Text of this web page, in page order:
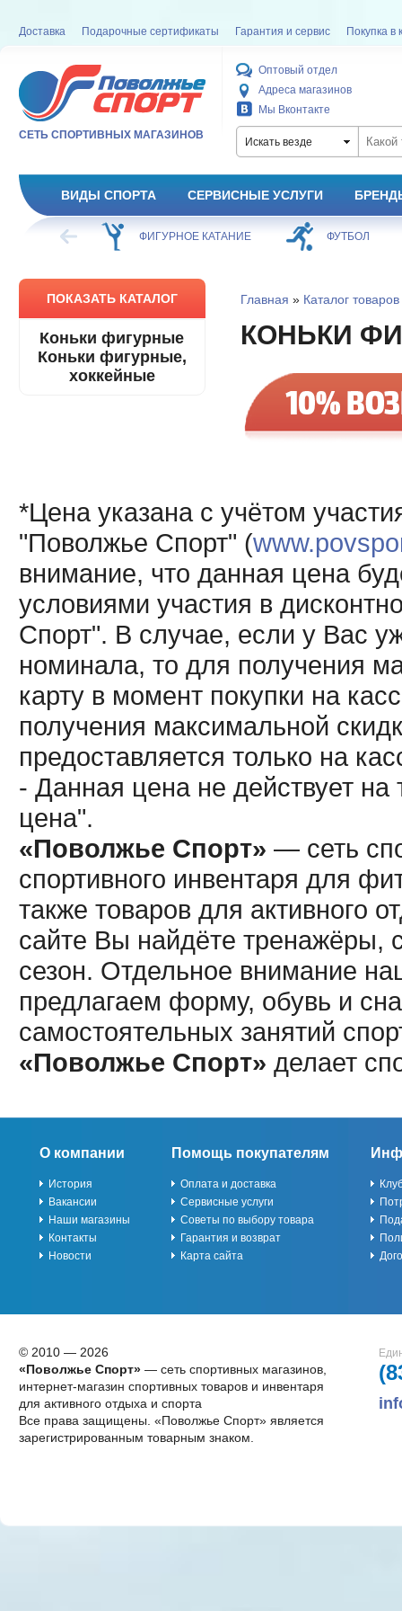
Доставка Подарочные сертификаты Гарантия и сервис Покупка в
СЕТЬ СПОРТИВНЫХ МАГАЗИНОВ
Оптовый отдел
Адреса магазинов
Мы Вконтакте
Искать везде
ВИДЫ СПОРТА СЕРВИСНЫЕ УСЛУГИ
ХОККЕЙ ФИГУРНОЕ КАТАНИЕ ФУТБОЛ
ПОКАЗАТЬ КАТАЛОГ
Коньки фигурные
Коньки фигурные,
хоккейные
Главная » Каталог товаров
КОНЬКИ
*Цена указана с учётом
"Поволжье Спорт" (
внимание, что данная цена
условиями участия в
Спорт". В случае, если у Вас
номинала, то для получения
карту в момент покупки на
получения максимальной
предоставляется только на
- Данная цена не действует
цена".
«Поволжье Спорт» — сеть
спортивного инвентаря для
также товаров для активного
сайте Вы найдёте тренажёры,
сезон. Отдельное внимание
предлагаем форму, обувь и
самостоятельных занятий
«Поволжье Спорт» делает
О компании
История
Вакансии
Наши магазины
Контакты
Новости
Помощь покупателям
Оплата и доставка
Сервисные услуги
Советы по выбору товара
Гарантия и возврат
Карта сайта
© 2010 — 2026
«Поволжье Спорт»— сеть спортивных магазинов,
интернет-магазин спортивных товаров и инвентаря
для активного отдыха и спорта
Все права защищены. «Поволжье Спорт» является
зарегистрированным товарным знаком.